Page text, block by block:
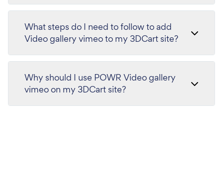
What steps do I need to follow to add
Video gallery vimeo to my 3DCart site?
Why should I use POWR Video gallery
vimeo on my 3DCart site?